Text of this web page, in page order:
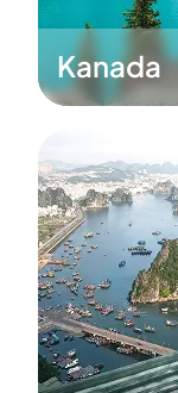
Kanada